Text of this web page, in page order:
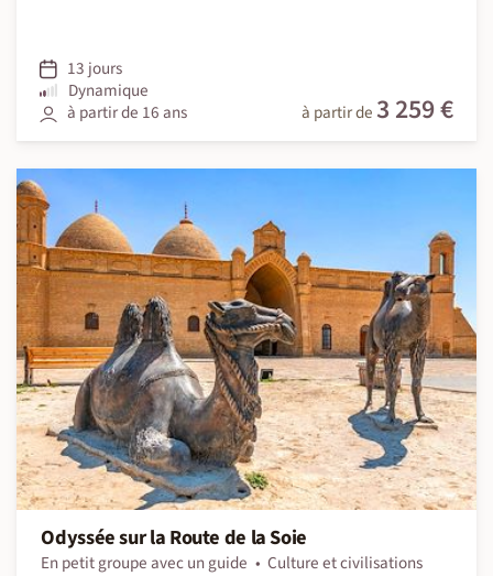
13 jours
Dynamique
à partir de 16 ans
à partir de 3 259 €
Odyssée sur la Route de la Soie
En petit groupe avec un guide
Culture et civilisations